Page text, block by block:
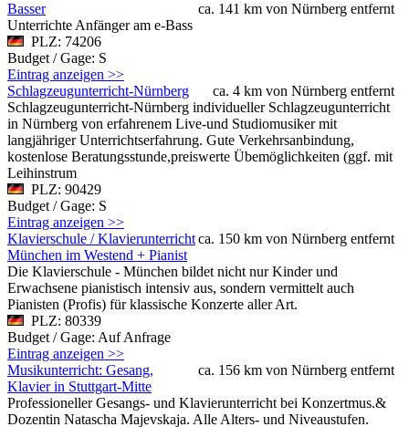
ca. 141 km von Nürnberg entfernt
Basser
Unterrichte Anfänger am e-Bass
PLZ: 74206
Budget / Gage: S
Eintrag anzeigen >>
ca. 4 km von Nürnberg entfernt
Schlagzeugunterricht-Nürnberg
Schlagzeugunterricht-Nürnberg individueller Schlagzeugunterricht
in Nürnberg von erfahrenem Live-und Studiomusiker mit
langjähriger Unterrichtserfahrung. Gute Verkehrsanbindung,
kostenlose Beratungsstunde,preiswerte Übemöglichkeiten (ggf. mit
Leihinstrum
PLZ: 90429
Budget / Gage: S
Eintrag anzeigen >>
ca. 150 km von Nürnberg entfernt
Klavierschule / Klavierunterricht
München im Westend + Pianist
Die Klavierschule - München bildet nicht nur Kinder und
Erwachsene pianistisch intensiv aus, sondern vermittelt auch
Pianisten (Profis) für klassische Konzerte aller Art.
PLZ: 80339
Budget / Gage: Auf Anfrage
Eintrag anzeigen >>
ca. 156 km von Nürnberg entfernt
Musikunterricht: Gesang,
Klavier in Stuttgart-Mitte
Professioneller Gesangs- und Klavierunterricht bei Konzertmus.&
Dozentin Natascha Majevskaja. Alle Alters- und Niveaustufen.